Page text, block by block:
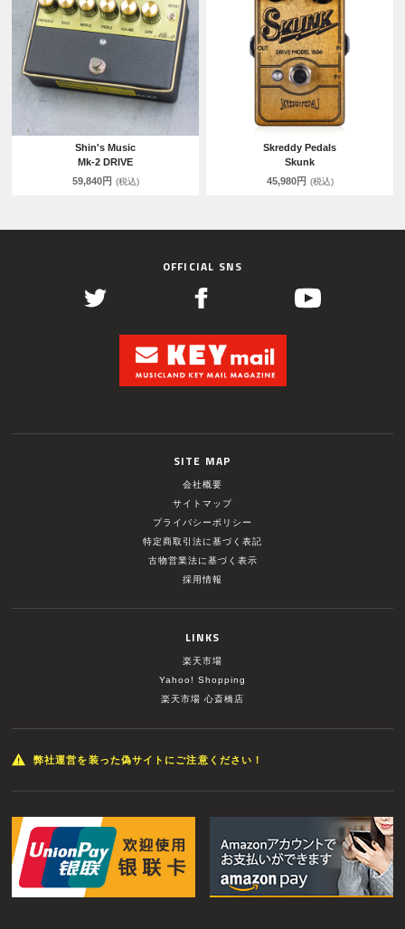
Shin's Music
Mk-2 DRIVE
59,840円 (税込)
Skreddy Pedals
Skunk
45,980円 (税込)
OFFICIAL SNS
SITE MAP
会社概要
サイトマップ
プライバシーポリシー
特定商取引法に基づく表記
古物営業法に基づく表示
採用情報
LINKS
楽天市場
Yahoo! Shopping
楽天市場 心斎橋店
弊社運営を装った偽サイトにご注意ください！